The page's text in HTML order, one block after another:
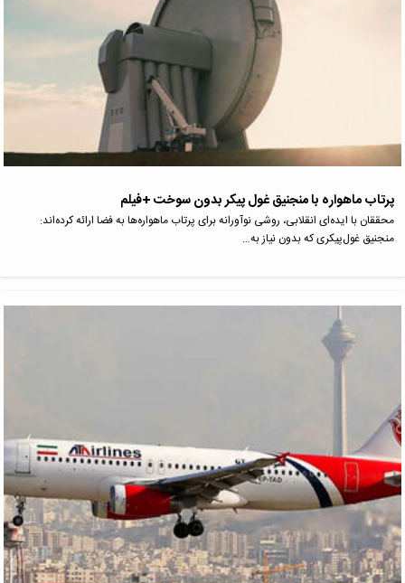
پرتاب ماهواره با منجنیق غول پیکر بدون سوخت +فیلم
محققان با ایده‌ای انقلابی، روشی نوآورانه برای پرتاب ماهواره‌ها به فضا ارائه کرده‌اند:
منجنیق غول‌پیکری که بدون نیاز به…